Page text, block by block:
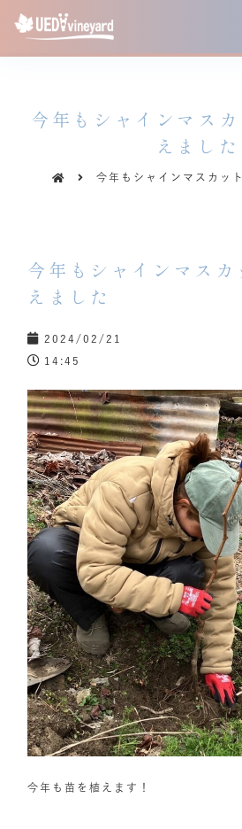
今年もシャインマス
えました
今年もシャインマスカッ
今年もシャインマスカ
えました
2024/02/21
14:45
今年も苗を植えます！